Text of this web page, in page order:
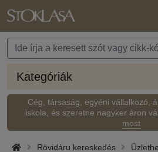
Kategóriák
Cég, társaság, egyéni vállalkozó,
iskola, és szeretne nagyker áron
most
Rövidáru kereskedés